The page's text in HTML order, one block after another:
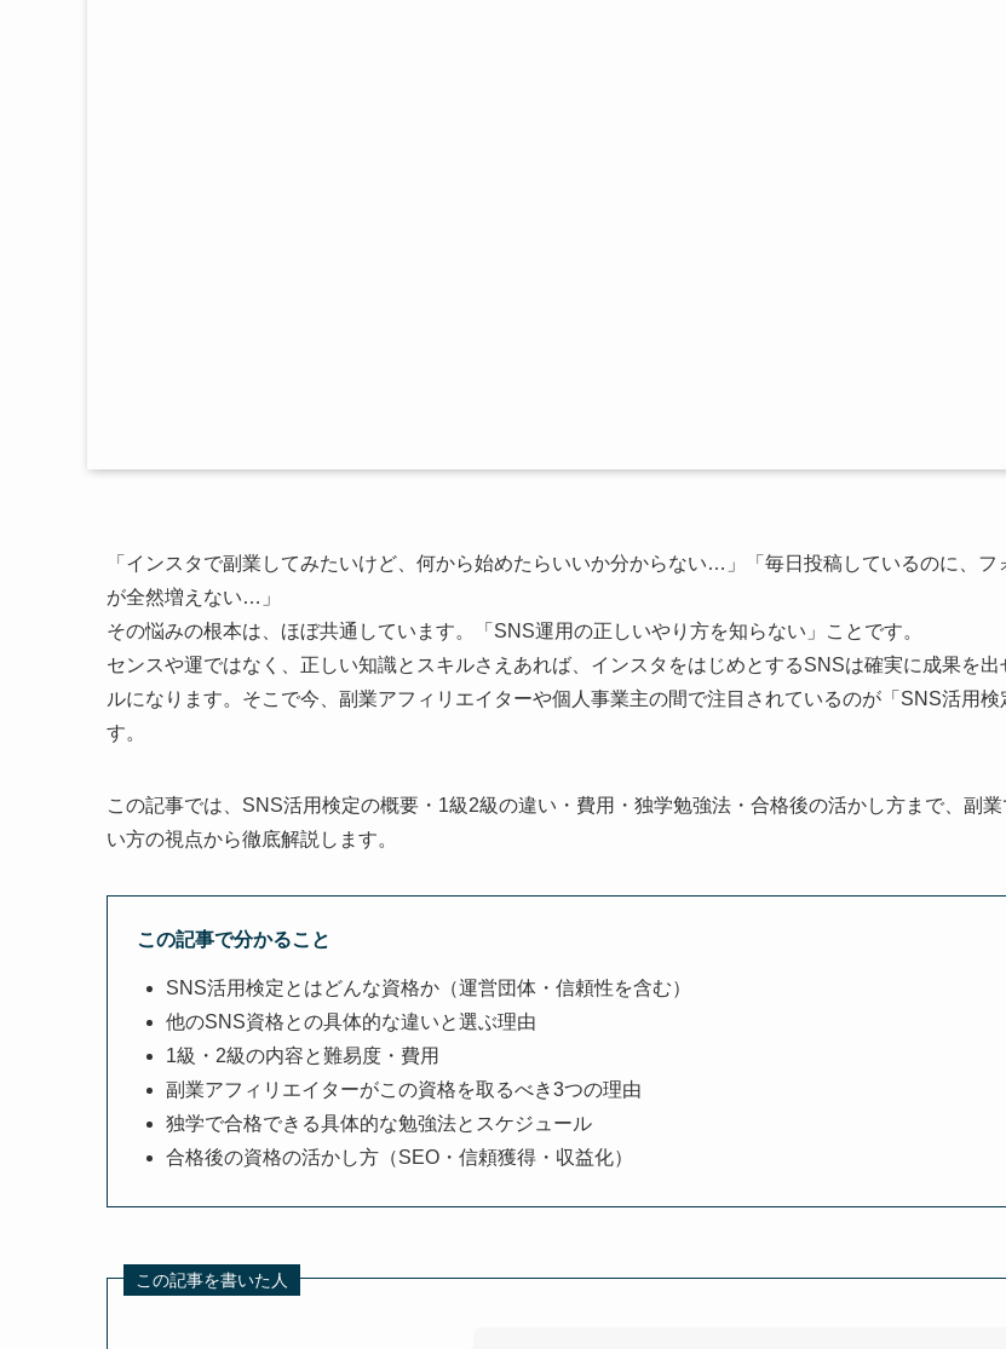
「インスタで副業してみたいけど、何から始めたらいいか分からない…」「毎日投稿しているのに、フ
が全然増えない…」
その悩みの根本は、ほぼ共通しています。「SNS運用の正しいやり方を知らない」ことです。
センスや運ではなく、正しい知識とスキルさえあれば、インスタをはじめとするSNSは確実に成果を出
ルになります。そこで今、副業アフィリエイターや個人事業主の間で注目されているのが「SNS活用検
す。
この記事では、SNS活用検定の概要・1級2級の違い・費用・独学勉強法・合格後の活かし方まで、副業
い方の視点から徹底解説します。
この記事で分かること
SNS活用検定とはどんな資格か（運営団体・信頼性を含む）
他のSNS資格との具体的な違いと選ぶ理由
1級・2級の内容と難易度・費用
副業アフィリエイターがこの資格を取るべき3つの理由
独学で合格できる具体的な勉強法とスケジュール
合格後の資格の活かし方（SEO・信頼獲得・収益化）
この記事を書いた人